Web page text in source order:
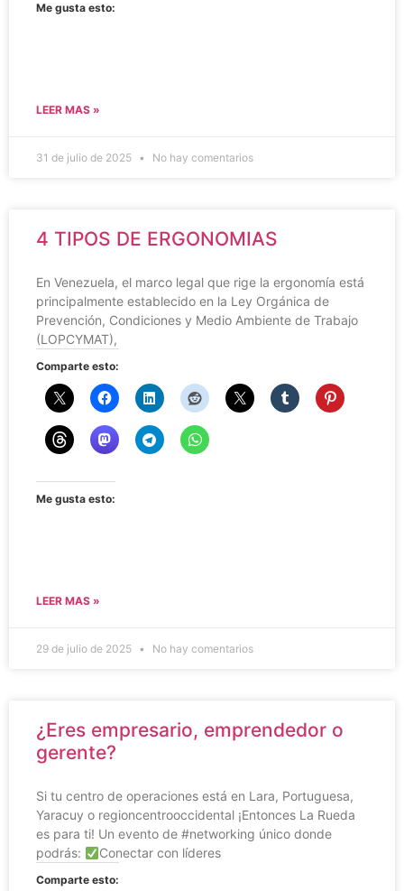
Me gusta esto:
LEER MAS »
31 de julio de 2025 No hay comentarios
4 TIPOS DE ERGONOMIAS
En Venezuela, el marco legal que rige la ergonomía está
principalmente establecido en la Ley Orgánica de
Prevención, Condiciones y Medio Ambiente de Trabajo
(LOPCYMAT),
Comparte esto:
Me gusta esto:
LEER MAS »
29 de julio de 2025 No hay comentarios
¿Eres empresario, emprendedor o
gerente?
Si tu centro de operaciones está en Lara, Portuguesa,
Yaracuy o regioncentrooccidental ¡Entonces La Rueda
es para ti! Un evento de #networking único donde
podrás:
Conectar con líderes
Comparte esto: